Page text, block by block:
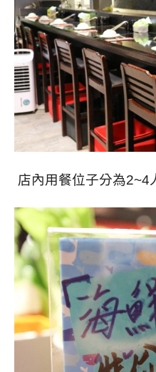
店內用餐位子分為2~4